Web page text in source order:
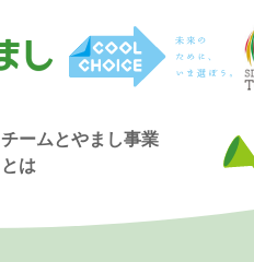
チームとやまし事業
とは